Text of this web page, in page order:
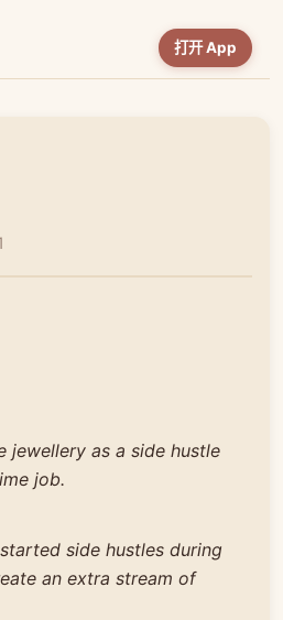
打开 App
jewellery as a side hustle
job.
side hustles during
an extra stream of